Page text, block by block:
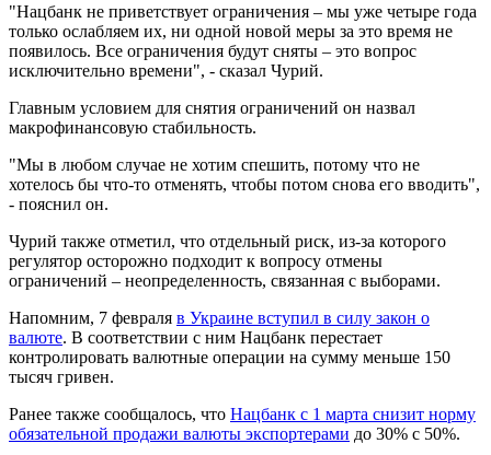
"Нацбанк не приветствует ограничения – мы уже четыре года
только ослабляем их, ни одной новой меры за это время не
появилось. Все ограничения будут сняты – это вопрос
исключительно времени", - сказал Чурий.
Главным условием для снятия ограничений он назвал
макрофинансовую стабильность.
"Мы в любом случае не хотим спешить, потому что не
хотелось бы что-то отменять, чтобы потом снова его вводить",
- пояснил он.
Чурий также отметил, что отдельный риск, из-за которого
регулятор осторожно подходит к вопросу отмены
ограничений – неопределенность, связанная с выборами.
Напомним, 7 февраля в Украине вступил в силу закон о
валюте. В соответствии с ним Нацбанк перестает
контролировать валютные операции на сумму меньше 150
тысяч гривен.
Ранее также сообщалось, что Нацбанк с 1 марта снизит норму
обязательной продажи валюты экспортерами до 30% с 50%.